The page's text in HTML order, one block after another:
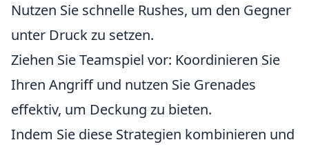
Nutzen Sie schnelle Rushes, um den Gegner
unter Druck zu setzen.
Ziehen Sie Teamspiel vor: Koordinieren Sie
Ihren Angriff und nutzen Sie Grenades
effektiv, um Deckung zu bieten.
Indem Sie diese Strategien kombinieren und